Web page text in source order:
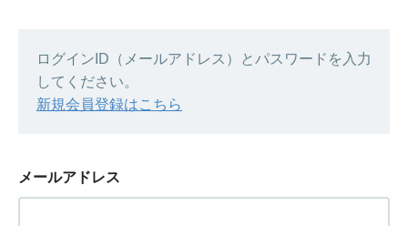
ログインID（メールアドレス）とパスワードを入力
してください。
新規会員登録はこちら
メールアドレス